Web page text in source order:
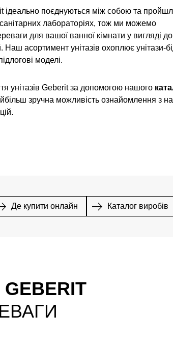
ідеально поєднуються між собою та
лабораторіях, тож ми можемо
для вашої ванної кімнати у вигляді
Наш асортимент унітазів охоплює унітази-
моделі.
унітазів Geberit за допомогою нашого
зручна можливість ознайомлення з
Де купити онлайн Каталог виробів